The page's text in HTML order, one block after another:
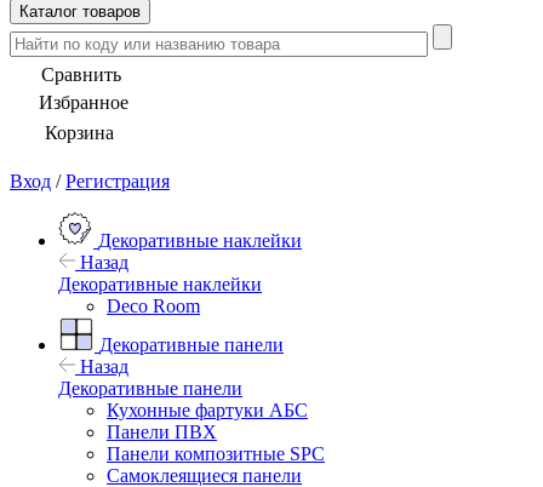
Каталог товаров
Сравнить
Избранное
Корзина
Вход / Регистрация
Декоративные наклейки
Назад
Декоративные наклейки
Deco Room
Декоративные панели
Назад
Декоративные панели
Кухонные фартуки АБС
Панели ПВХ
Панели композитные SPC
Самоклеящиеся панели